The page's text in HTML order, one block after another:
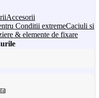
Accesorii
Conditii extremeCaciuli si
& elemente de fixare